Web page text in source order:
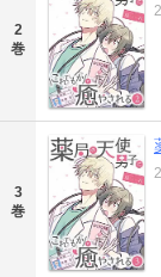
2
巻
3
巻